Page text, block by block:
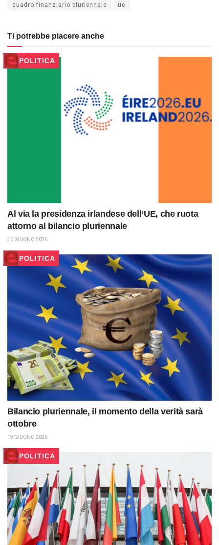
quadro finanziario pluriennale ue
Ti potrebbe piacere anche
POLITICA
Al via la presidenza irlandese dell’UE, che ruota
attorno al bilancio pluriennale
30 GIUGNO 2026
POLITICA
Bilancio pluriennale, il momento della verità sarà
ottobre
19 GIUGNO 2026
POLITICA